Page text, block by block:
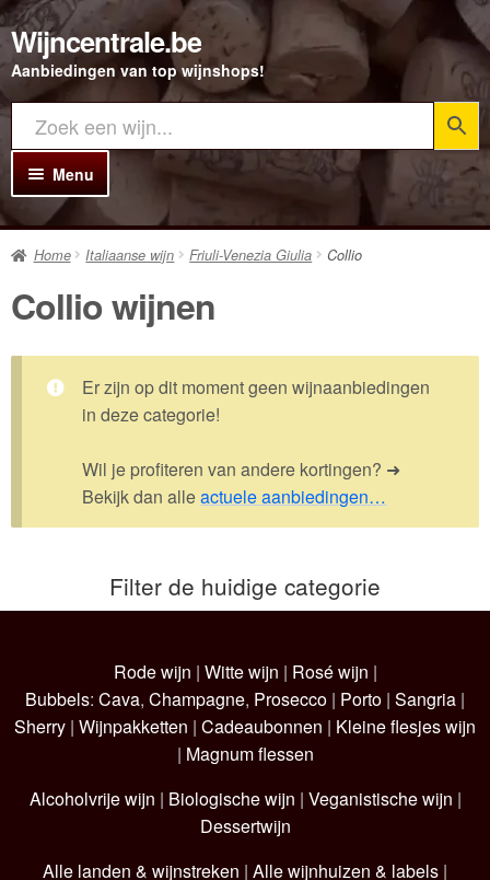
Ga
door
naar
navigatie
Ga
direct
naar
inhoud
Wijncentrale.be
Aanbiedingen van top wijnshops!
Menu
Home
Alle Wijnen
Rode wijn
Witte wijn
Rosé wijn
Porto
Wijnpakketten
Kleine flesjes
Cadeaubonnen
Home Italiaanse wijn Friuli-Venezia Giulia Collio
Collio wijnen
Er zijn op dit moment geen wijnaanbiedingen
in deze categorie!
Wil je profiteren van andere kortingen? ➜
Bekijk dan alleactuele aanbiedingen…
Filter de huidige categorie
Rode wijn | Witte wijn | Rosé wijn |
Bubbels: Cava, Champagne, Prosecco | Porto | Sangria |
Sherry | Wijnpakketten | Cadeaubonnen | Kleine flesjes wijn
| Magnum flessen
Alcoholvrije wijn | Biologische wijn | Veganistische wijn |
Dessertwijn
Alle landen & wijnstreken | Alle wijnhuizen & labels |